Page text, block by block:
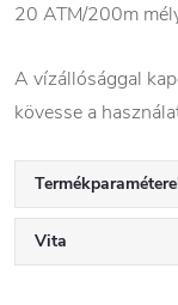
20 ATM/200m
A vízállósággal
kövesse a
Vita